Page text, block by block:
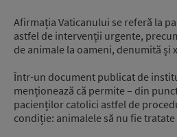
Afirmația Vaticanului se referă la
astfel de intervenții urgente,
de animale la oameni, denumită și
Într-un document publicat de
menționează că permite – din
pacienților catolici astfel de
condiție: animalele să nu fie